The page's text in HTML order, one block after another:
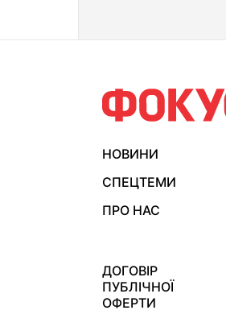
НОВИНИ
СПЕЦТЕМИ
ПРО НАС
ДОГОВІР
ПУБЛІЧНОЇ
ОФЕРТИ